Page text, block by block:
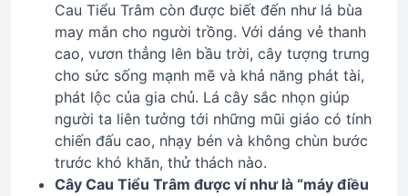
Cau Tiểu Trâm còn được biết đến như lá bùa
may mắn cho người trồng. Với dáng vẻ thanh
cao, vươn thẳng lên bầu trời, cây tượng trưng
cho sức sống mạnh mẽ và khả năng phát tài,
phát lộc của gia chủ. Lá cây sắc nhọn giúp
người ta liên tưởng tới những mũi giáo có tính
chiến đấu cao, nhạy bén và không chùn bước
trước khó khăn, thử thách nào.
Cây Cau Tiểu Trâm được ví như là “máy điều